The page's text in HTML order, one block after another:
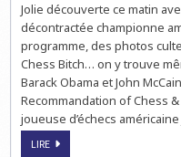
Jolie découverte ce matin
décontractée championne
programme, des photos
Chess Bitch… on y trouve
Barack Obama et John
Recommandation of Chess
joueuse d’échecs
LIRELE